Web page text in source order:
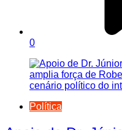
0
Política